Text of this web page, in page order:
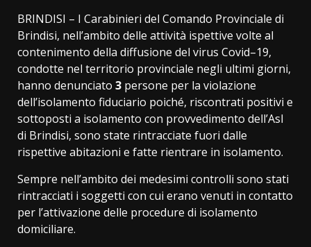
BRINDISI – I Carabinieri del Comando Provinciale di
Brindisi, nell’ambito delle attività ispettive volte al
contenimento della diffusione del virus Covid–19,
condotte nel territorio provinciale negli ultimi giorni,
hanno denunciato 3 persone per la violazione
dell’isolamento fiduciario poiché, riscontrati positivi e
sottoposti a isolamento con provvedimento dell’Asl
di Brindisi, sono state rintracciate fuori dalle
rispettive abitazioni e fatte rientrare in isolamento.
Sempre nell’ambito dei medesimi controlli sono stati
rintracciati i soggetti con cui erano venuti in contatto
per l’attivazione delle procedure di isolamento
domiciliare.